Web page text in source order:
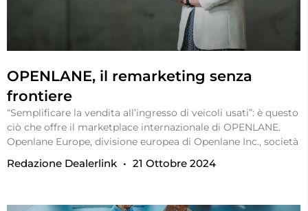
OPENLANE, il remarketing senza
frontiere
“Semplificare la vendita all’ingresso di veicoli usati”: è questo
ciò che offre il marketplace internazionale di OPENLANE.
Openlane Europe, divisione europea di Openlane Inc., società
Redazione Dealerlink 21 Ottobre 2024